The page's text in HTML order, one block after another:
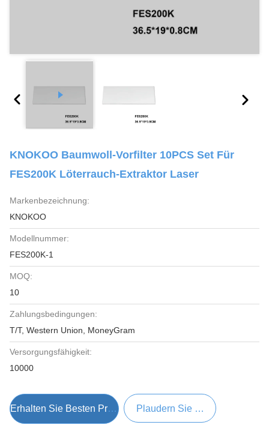
KNOKOO Baumwoll-Vorfilter 10PCS Set Für
FES200K Löterrauch-Extraktor Laser
Markenbezeichnung:
KNOKOO
Modellnummer:
FES200K-1
MOQ:
10
Zahlungsbedingungen:
T/T, Western Union, MoneyGram
Versorgungsfähigkeit:
10000
Erhalten Sie Besten Preis Plaudern Sie Jetzt